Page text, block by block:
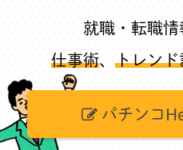
就職・転職情
仕事術、 トレンド
パチンコ